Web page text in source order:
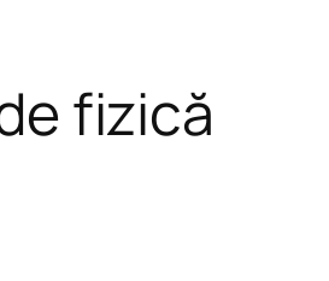
fizică